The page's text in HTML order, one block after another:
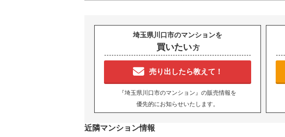
埼玉県川口市のマンションを
買いたい方
売り出したら教えて！
『埼玉県川口市のマンション』の販売情報を
優先的にお知らせいたします。
近隣マンション情報